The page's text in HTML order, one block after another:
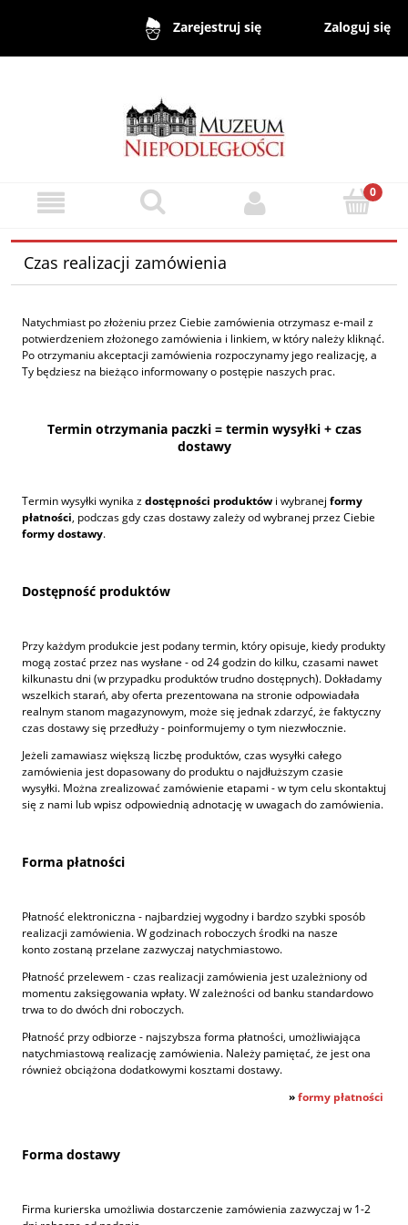
Zarejestruj się Zaloguj się
Czas realizacji zamówienia
Natychmiast po złożeniu przez Ciebie zamówienia otrzymasz e-mail z
potwierdzeniem złożonego zamówienia i linkiem, w który należy kliknąć.
Po otrzymaniu akceptacji zamówienia rozpoczynamy jego realizację, a
Ty będziesz na bieżąco informowany o postępie naszych prac.
Termin otrzymania paczki = termin wysyłki + czas
dostawy
Termin wysyłki wynika zdostępności produktów i wybranej formy
płatności, podczas gdy czas dostawy zależy od wybranej przez Ciebie
formy dostawy.
Dostępność produktów
Przy każdym produkcie jest podany termin, który opisuje, kiedy produkty
mogą zostać przez nas wysłane - od 24 godzin do kilku, czasami nawet
kilkunastu dni (w przypadku produktów trudno dostępnych). Dokładamy
wszelkich starań, aby oferta prezentowana na stronie odpowiadała
realnym stanom magazynowym, może się jednak zdarzyć, że faktyczny
czas dostawy się przedłuży - poinformujemy o tym niezwłocznie.
Jeżeli zamawiasz większą liczbę produktów, czas wysyłki całego
zamówienia jest dopasowany do produktu o najdłuższym czasie
wysyłki. Można zrealizować zamówienie etapami - w tym celu skontaktuj
się z nami lub wpisz odpowiednią adnotację w uwagach do zamówienia.
Forma płatności
Płatność elektroniczna - najbardziej wygodny i bardzo szybki sposób
realizacji zamówienia. W godzinach roboczych środki na nasze
konto zostaną przelane zazwyczaj natychmiastowo.
Płatność przelewem - czas realizacji zamówienia jest uzależniony od
momentu zaksięgowania wpłaty. W zależności od banku standardowo
trwa to do dwóch dni roboczych.
Płatność przy odbiorze - najszybsza forma płatności, umożliwiająca
natychmiastową realizację zamówienia. Należy pamiętać, że jest ona
również obciążona dodatkowymi kosztami dostawy.
»formy płatności
Forma dostawy
Firma kurierska umożliwia dostarczenie zamówienia zazwyczaj w 1-2